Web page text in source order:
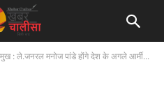
: ले.जनरल मनोज पांडे होंगे देश के अगले आर्मी...